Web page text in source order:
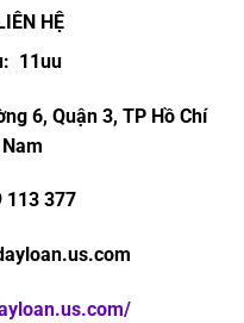
HỆ
11uu
6, Quận 3, TP Hồ Chí
113 377